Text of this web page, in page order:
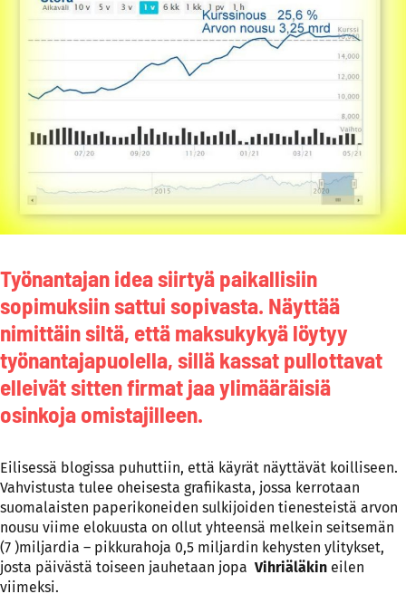
Työnantajan idea siirtyä paikallisiin
sopimuksiin sattui sopivasta. Näyttää
nimittäin siltä, että maksukykyä löytyy
työnantajapuolella, sillä kassat pullottavat
elleivät sitten firmat jaa ylimääräisiä
osinkoja omistajilleen.
Eilisessä blogissa puhuttiin, että käyrät näyttävät koilliseen.
Vahvistusta tulee oheisesta grafiikasta, jossa kerrotaan
suomalaisten paperikoneiden sulkijoiden tienesteistä arvon
nousu viime elokuusta on ollut yhteensä melkein seitsemän
(7 )miljardia – pikkurahoja 0,5 miljardin kehysten ylitykset,
josta päivästä toiseen jauhetaan jopa Vihriäläkin eilen
viimeksi.